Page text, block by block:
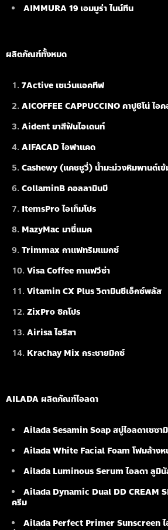
AIMMURA 19 เอมมูร่า ไนน์ทีน
ผลิตภัณฑ์ทั้งหมด
7Active เซเว่นแอคทีฟ
AICOFFEE CAPPUCCINO คาปูชิโน่ ไอ
Aident ยาสีฟันไอเดนท์
AIFACAD ไอฟาแคด
Cashewy (แคชชูวี่) น้ำมะม่วงหิมพานต์เ
CollaminB คอลลามินบี
ItemsPro ไอเท็มโปร
MazyMac มาซี่แมค
Trimmax กาแฟทริมแมกซ์
Visa Coffee กาแฟวีซ่า
Vitamin CX Plus วิตามินซีเอ็กซ์พลัส
ZixPro ซิกโปร
Airisa ไอริสา
Krachay Mix กระชายมิกซ์
AILADA ผลิตภัณฑ์ไอลดา
Ailada Sesamin Soapสบู่ไอลดาเซซา
Ailada White Facial Foamโฟมล้างห
Ailada Luminous Serumไอลดา ลูมิ
Ailada Dynamic Dual DD CREAM
ครีม
Ailada Perfect Primer Sunscreen ไ